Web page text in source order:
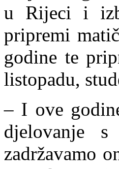
u Rijeci i
pripremi
godine te
listopadu,
– I ove
djelovanje
zadržavamo